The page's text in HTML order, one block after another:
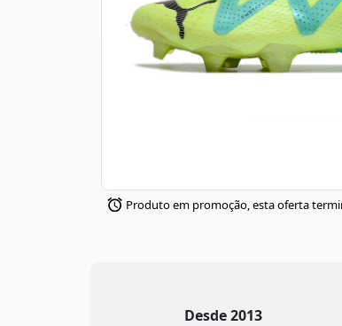
Produto em promoção, esta oferta
Desde 2013